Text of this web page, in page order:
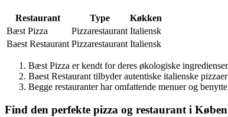
Restaurant Type
Køkken
Bæst Pizza
Pizzarestaurant Italiensk
Baest Restaurant Pizzarestaurant Italiensk
Bæst Pizza er kendt for deres økologiske
Baest Restaurant tilbyder autentiske italienske
Begge restauranter har omfattende menuer og
Find den perfekte pizza og restaurant i